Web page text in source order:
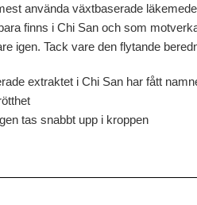
använda växtbaserade
finns i Chi San och som
igen. Tack vare den flytande
extraktet i Chi San har fått
tas snabbt upp i kroppen